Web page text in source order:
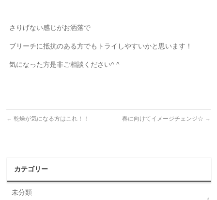
さりげない感じがお洒落で
ブリーチに抵抗のある方でもトライしやすいかと思います！
気になった方是非ご相談ください^ ^
← 乾燥が気になる方はこれ！！ 春に向けてイメージチェンジ☆ →
カテゴリー
未分類